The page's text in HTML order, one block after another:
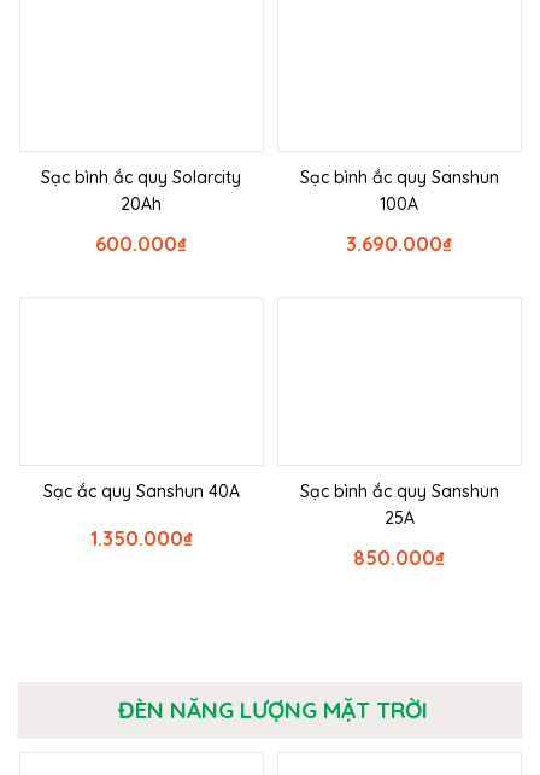
Sạc bình ắc quy Solarcity
20Ah
₫
600.000
Sạc bình ắc quy Sanshun
100A
₫
3.690.000
Sạc ắc quy Sanshun 40A
₫
1.350.000
Sạc bình ắc quy Sanshun
25A
₫
850.000
ĐÈN NĂNG LƯỢNG MẶT TRỜI